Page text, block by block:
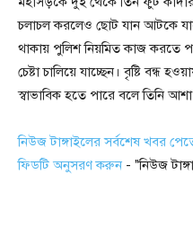
চলাচল করলেও ছোট যান আটকে
থাকায় পুলিশ নিয়মিত কাজ করতে
চেষ্টা চালিয়ে যাচ্ছেন। বৃষ্টি বন্ধ
স্বাভাবিক হতে পারে বলে তিনি
নিউজ টাঙ্গাইলের সর্বশেষ খবর
ফিডটি অনুসরণ করুন - "নিউজ